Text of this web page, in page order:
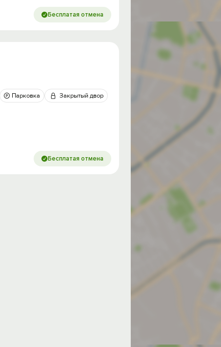
Бесплатая отмена
Парковка
Закрытый двор
Бесплатая отмена